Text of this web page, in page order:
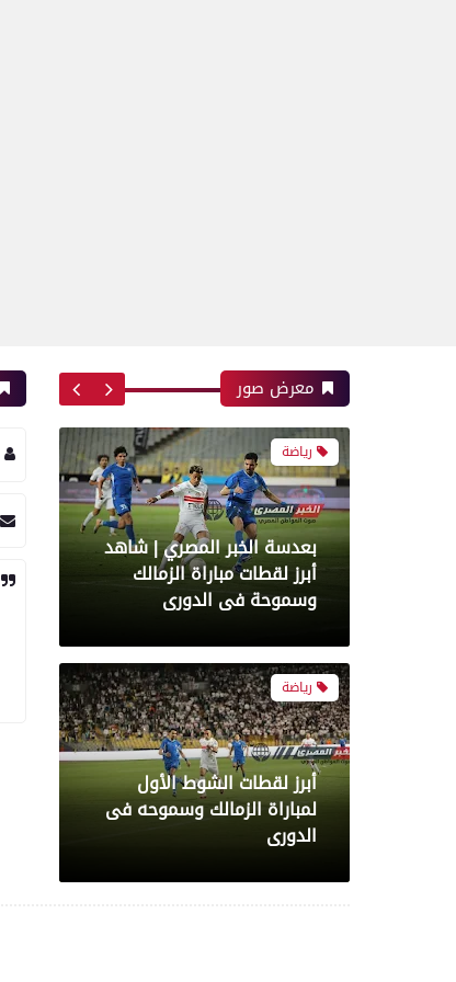
معرض صور
إنبي فى الدورى
رياضة
بعدسة الخبر المصري | شاهد
أبرز لقطات مباراة الزمالك
وسموحة فى الدورى
رياضة
أبرز لقطات الشوط الأول
لمباراة الزمالك وسموحه فى
الدورى